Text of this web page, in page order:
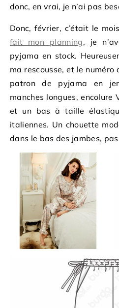
donc, en vrai, je n’ai pas
Donc, février, c’était le
fait mon planning, je
pyjama en stock.
ma rescousse, et le
patron de pyjama en
manches longues,
et un bas à taille
italiennes. Un chouette
dans le bas des jambes,